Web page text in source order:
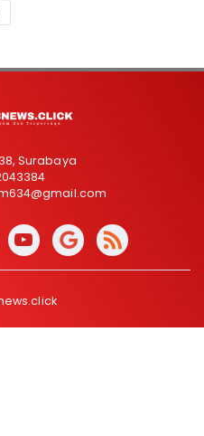
Surabaya